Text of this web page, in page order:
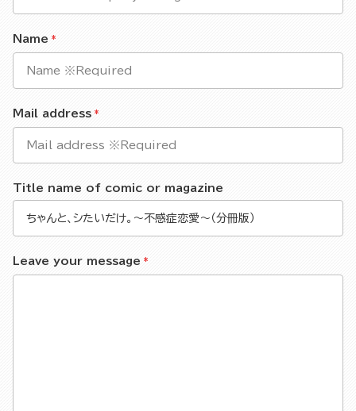
Name
Mail address
Title name of comic or magazine
Leave your message